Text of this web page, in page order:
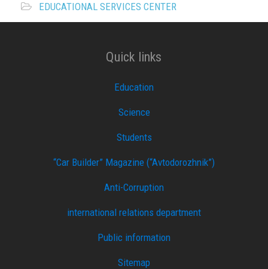
EDUCATIONAL SERVICES CENTER
Quick links
Education
Science
Students
“Car Builder” Magazine (“Avtodorozhnik”)
Anti-Corruption
international relations department
Public information
Sitemap